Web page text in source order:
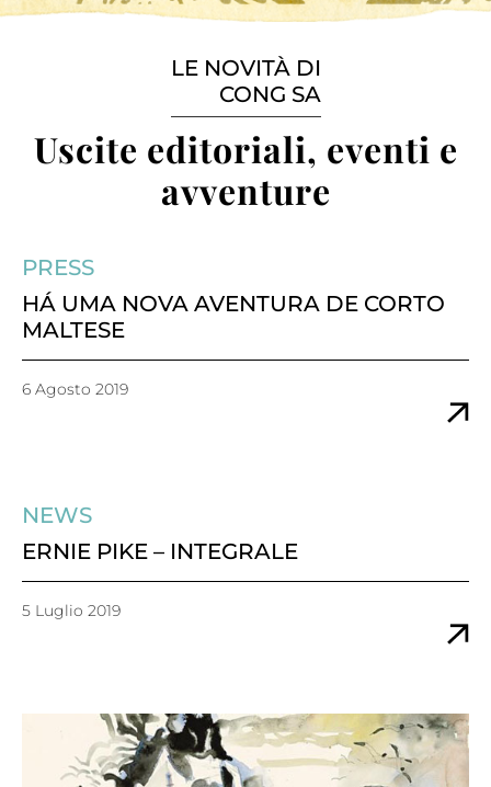
LE NOVITÀ DI
CONG SA
Uscite editoriali, eventi e
avventure
PRESS
HÁ UMA NOVA AVENTURA DE CORTO
MALTESE
6 Agosto 2019
NEWS
ERNIE PIKE – INTEGRALE
5 Luglio 2019